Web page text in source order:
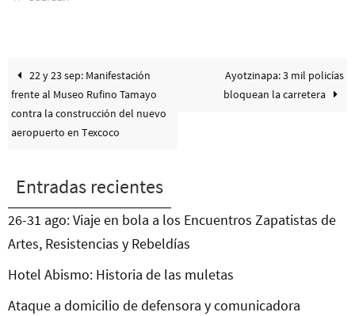
22 y 23 sep: Manifestación
frente al Museo Rufino Tamayo
contra la construcción del nuevo
aeropuerto en Texcoco
Ayotzinapa: 3 mil policías
bloquean la carretera
Entradas recientes
26-31 ago: Viaje en bola a los Encuentros Zapatistas de
Artes, Resistencias y Rebeldías
Hotel Abismo: Historia de las muletas
Ataque a domicilio de defensora y comunicadora